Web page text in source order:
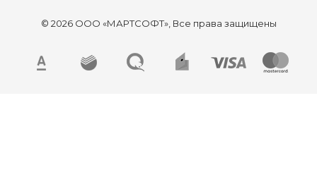
© 2026 ООО «МАРТСОФТ», Все права защищены